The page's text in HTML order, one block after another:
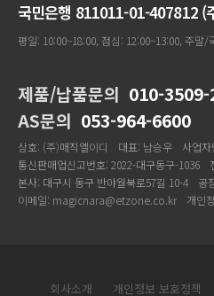
국민은행 811011-01-407812 (
평일: 10:00~18:00, 점심: 12:00~13:00, 주말/
제품/납품문의 010-
AS문의 053-964-6600
상호: (주)매직엘이디 대표: 남승우
사업자
통신판매업신고번호: 2022-대구동구-1036
본사: 대구시 동구 반야월북로57길 10-4
공
이메일: magicnara@etzone.co.kr
개인
회사소개 개인정보 보호정책